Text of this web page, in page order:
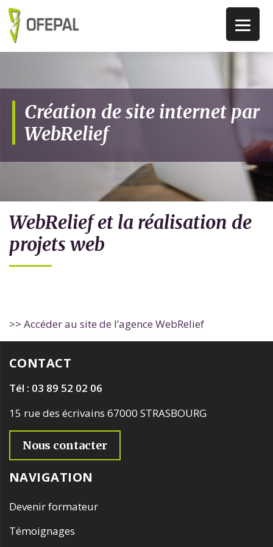
Création de site internet par
WebRelief
WebRelief et la réalisation de
projets web
>> Accéder au site de l’agence WebRelief
CONTACT
Tél : 03 89 52 02 06
15 rue des écrivains 67000 STRASBOURG
Nous contacter
NAVIGATION
Devenir formateur
Témoignages